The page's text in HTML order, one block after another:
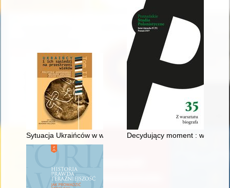
Sytuacja Ukraińców w województwie słupskim w świetle
Decydujący moment : wokół